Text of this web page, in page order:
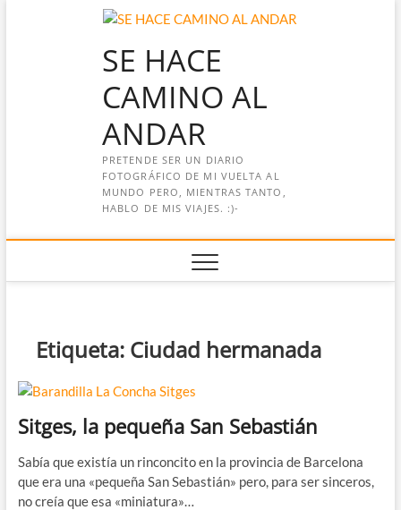
SE HACE
CAMINO AL
ANDAR
PRETENDE SER UN DIARIO
FOTOGRÁFICO DE MI VUELTA AL
MUNDO PERO, MIENTRAS TANTO,
HABLO DE MIS VIAJES. :)-
Etiqueta: Ciudad hermanada
Sitges, la pequeña San Sebastián
Sabía que existía un rinconcito en la provincia de Barcelona
que era una «pequeña San Sebastián» pero, para ser sinceros,
no creía que esa «miniatura»…